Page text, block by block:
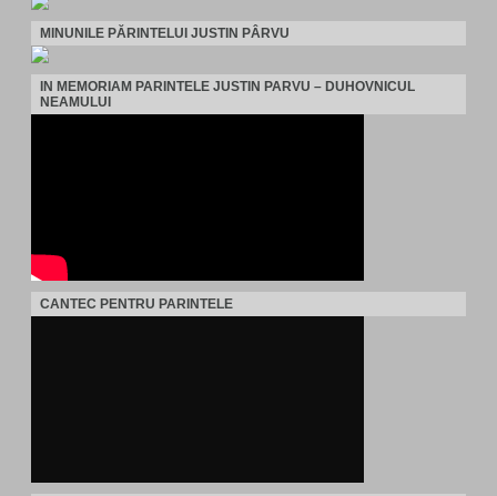
MINUNILE PĂRINTELUI JUSTIN PÂRVU
IN MEMORIAM PARINTELE JUSTIN PARVU – DUHOVNICUL
NEAMULUI
CANTEC PENTRU PARINTELE